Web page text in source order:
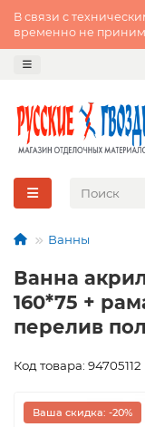
В связи с
временно не
Ванны
Ванна
160*75 +
перелив
Код товара: 94705112
Ваша скидка: -20%